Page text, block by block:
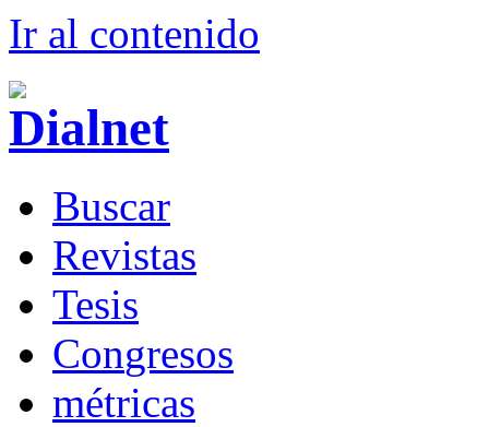
Ir al contenido
Buscar
Revistas
Tesis
Congresos
métricas